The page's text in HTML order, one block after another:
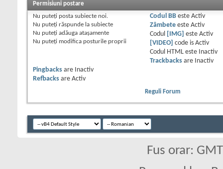
Permisiuni postare
Nu puteţi posta subiecte noi.
Nu puteţi răspunde la subiecte
Nu puteţi adăuga ataşamente
Nu puteţi modifica posturile proprii
Codul BBeste Activ
Zâmbeteeste Activ
Codul
[IMG] este Activ
[VIDEO]
code is Activ
Codul HTML este
Inactiv
Trackbacksare
Inactiv
Pingbacks are
Inactiv
Refbacks are Activ
Reguli Forum
Fus orar: